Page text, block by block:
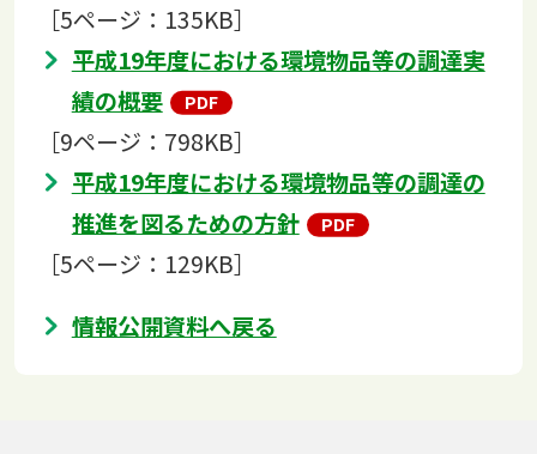
［5ページ：135KB］
平成19年度における環境物品等の調達実
績の概要
［9ページ：798KB］
平成19年度における環境物品等の調達の
推進を図るための方針
［5ページ：129KB］
情報公開資料へ戻る